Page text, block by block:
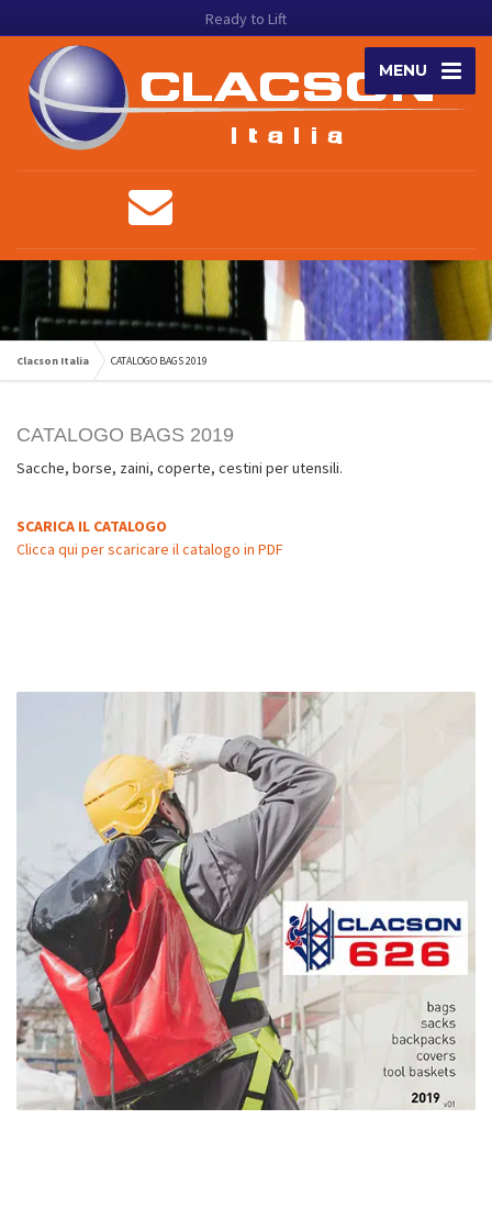
Ready to Lift
MENU
Clacson Italia CATALOGO BAGS 2019
CATALOGO BAGS 2019
Sacche, borse, zaini, coperte, cestini per utensili.
SCARICA IL CATALOGO
Clicca qui per scaricare il catalogo in PDF